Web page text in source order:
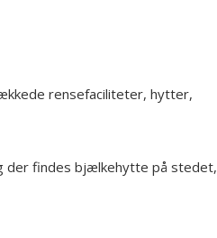
rensefaciliteter, hytter,
der findes bjælkehytte på stedet,